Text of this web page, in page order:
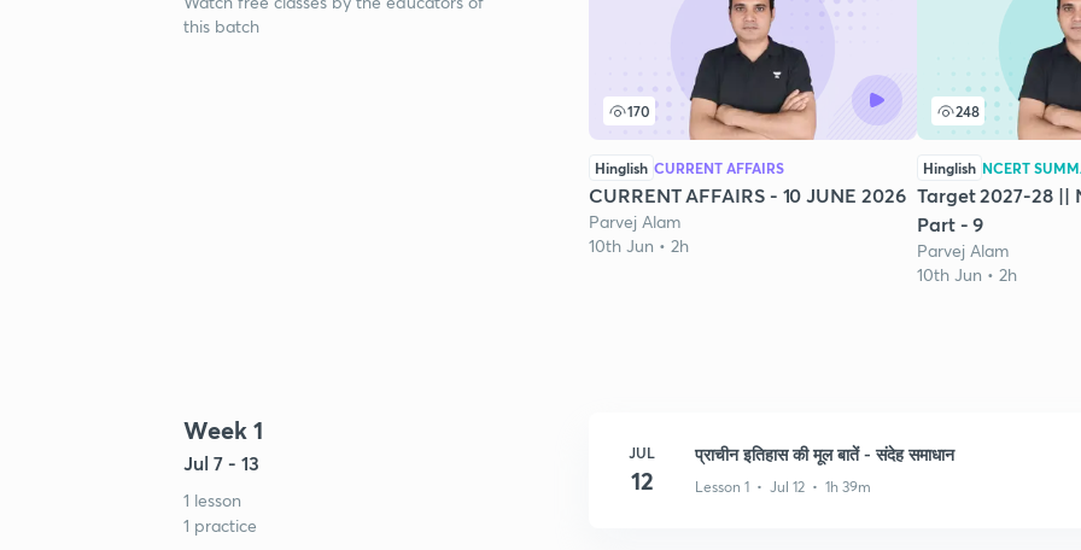
this batch
170
Hinglish CURRENT AFFAIRS
CURRENT AFFAIRS - 10 JUNE 2026
Parvej Alam
10th Jun • 2h
248
Hinglish NCERT
Target 2027-28 ||
Part - 9
Parvej Alam
10th Jun • 2h
Week 1
Jul 7 - 13
1 lesson
1 practice
JUL
12
प्राचीन इतिहास की मूल बातें - संदेह समाधान
Lesson 1 • Jul 12 • 1h 39m